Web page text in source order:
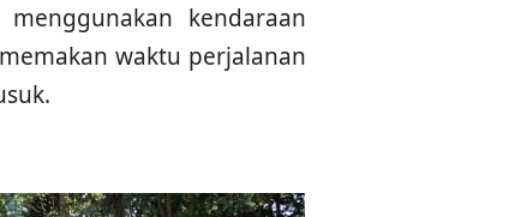
kendaraan
waktu perjalanan